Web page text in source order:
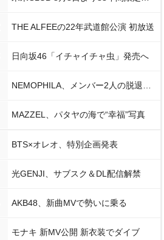
THE ALFEEの22年武道館公演 初放送
日向坂46「イチャイチャ虫」発売へ
MAZZEL、パタヤの海で“幸福”写真
BTS×オレオ、特別企画発表
光GENJI、サブスク＆DL配信解禁
AKB48、新曲MVで勢いに乗る
モナキ 新MV公開 新衣装でダイブ